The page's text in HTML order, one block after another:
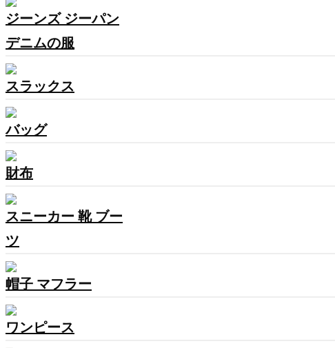
ジーンズ ジーパン
デニムの服
スラックス
バッグ
財布
スニーカー 靴 ブー
ツ
帽子 マフラー
ワンピース